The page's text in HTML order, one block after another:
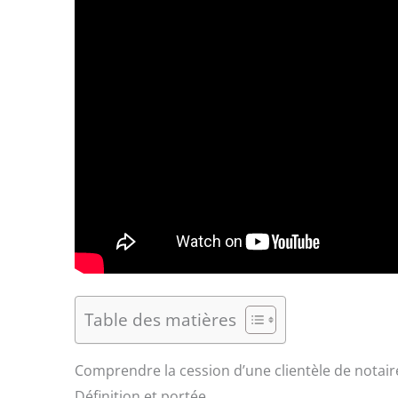
Table des matières
Comprendre la cession d’une clientèle de